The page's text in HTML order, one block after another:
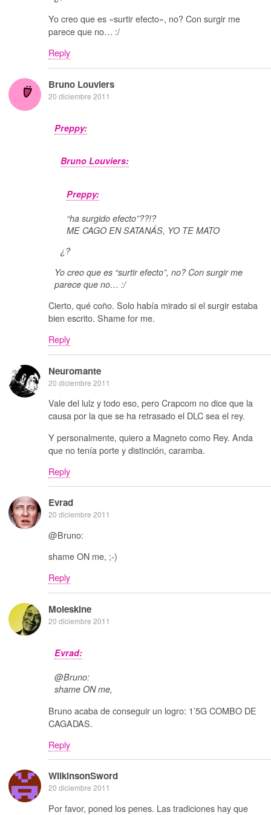
Yo creo que es «surtir efecto», no? Con surgir me
parece que no… :/
Reply
Bruno Louviers
20 diciembre 2011
Preppy:
Bruno Louviers:
Preppy:
“ha surgido efecto”??!?
ME CAGO EN SATANÁS, YO TE MATO
¿?
Yo creo que es “surtir efecto”, no? Con surgir me
parece que no… :/
Cierto, qué coño. Solo había mirado si el surgir estaba
bien escrito. Shame for me.
Reply
Neuromante
20 diciembre 2011
Vale del lulz y todo eso, pero Crapcom no dice que la
causa por la que se ha retrasado el DLC sea el rey.
Y personalmente, quiero a Magneto como Rey. Anda
que no tenía porte y distinción, caramba.
Reply
Evrad
20 diciembre 2011
@Bruno:
shame ON me, ;-)
Reply
Moleskine
20 diciembre 2011
Evrad:
@Bruno:
shame ON me,
Bruno acaba de conseguir un logro: 1’5G COMBO DE
CAGADAS.
Reply
WilkinsonSword
20 diciembre 2011
Por favor, poned los penes. Las tradiciones hay que